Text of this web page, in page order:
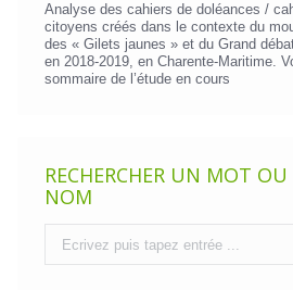
Analyse des cahiers de doléances /
citoyens créés dans le contexte du
des « Gilets jaunes » et du Grand
en 2018-2019, en Charente-Maritime.
sommaire de l’étude en cours
RECHERCHER UN MOT
NOM